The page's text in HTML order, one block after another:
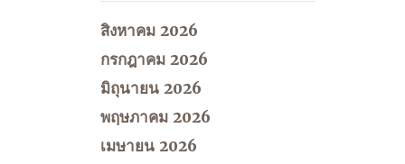
สิงหาคม 2026
กรกฎาคม 2026
มิถุนายน 2026
พฤษภาคม 2026
เมษายน 2026